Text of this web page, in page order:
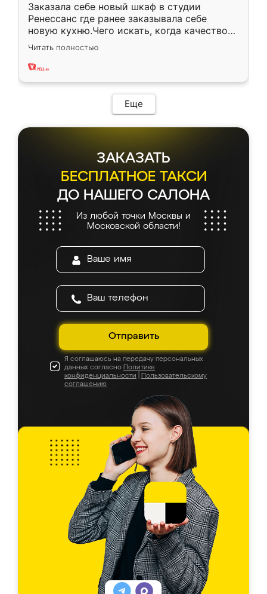
Заказала себе новый шкаф в студии
Ренессанс где ранее заказывала себе
новую кухню.Чего искать, когда качеством
вполне довольна. Служит кухня уже почти
два года, нареканий нет.
Читать полностью
Еще
ЗАКАЗАТЬ
БЕСПЛАТНОЕ ТАКСИ
ДО НАШЕГО САЛОНА
Из любой точки Москвы и
Московской области!
Отправить
Я соглашаюсь на передачу персональных
данных согласно Политике
конфиденциальности
Пользовательскому
соглашению